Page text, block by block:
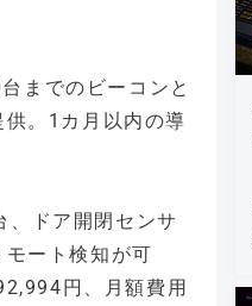
までのビーコンと
。1カ月以内の導
ドア開閉センサ
ート検知が可
円、月額費用